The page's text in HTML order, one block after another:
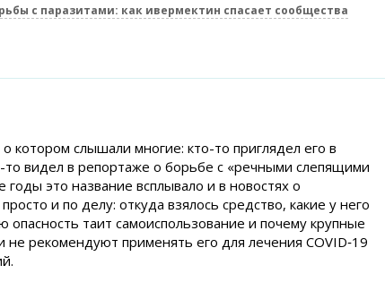
с паразитами: как ивермектин спасает сообщества
котором слышали многие: кто-то приглядел его в
то видел в репортаже о борьбе с «речными слепящими
годы это название всплывало и в новостях о
и по делу: откуда взялось средство, какие у него
опасность таит самоиспользование и почему крупные
рекомендуют применять его для лечения COVID‑19